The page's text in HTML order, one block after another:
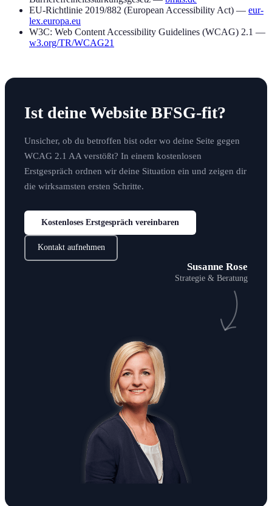
EU-Richtlinie 2019/882 (European Accessibility Act) — eur-
lex.europa.eu
W3C: Web Content Accessibility Guidelines (WCAG) 2.1 —
w3.org/TR/WCAG21
Ist deine Website BFSG-fit?
Unsicher, ob du betroffen bist oder wo deine Seite gegen
WCAG 2.1 AA verstößt? In einem kostenlosen
Erstgespräch ordnen wir deine Situation ein und zeigen dir
die wirksamsten ersten Schritte.
Kostenloses Erstgespräch vereinbaren
Kontakt aufnehmen
Susanne Rose
Strategie & Beratung